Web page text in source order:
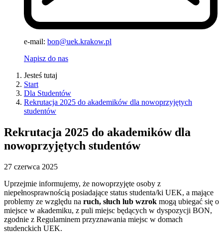
e-mail: bon@uek.krakow.pl
Napisz do nas
Jesteś tutaj
Start
Dla Studentów
Rekrutacja 2025 do akademików dla nowoprzyjętych
studentów
Rekrutacja 2025 do akademików dla
nowoprzyjętych studentów
27 czerwca 2025
Uprzejmie informujemy, że nowoprzyjęte osoby z
niepełnosprawnością posiadające status studenta/ki UEK, a mające
problemy ze względu na ruch, słuch lub wzrok mogą ubiegać się o
miejsce w akademiku, z puli miejsc będących w dyspozycji BON,
zgodnie z Regulaminem przyznawania miejsc w domach
studenckich UEK.